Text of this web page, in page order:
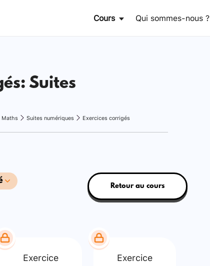
Cours Qui sommes-nous ?
Suites
Maths Suites numériques Exercices corrigés
Retour au cours
Exercice Exercice